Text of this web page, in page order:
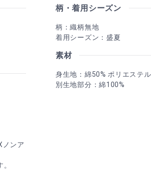
ノンア
柄・着用シーズン
柄：織柄無地
着用シーズン：盛夏
素材
身生地：綿50% ポリエステ
別生地部分：綿100%